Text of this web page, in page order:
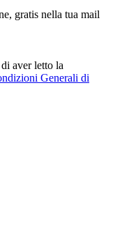
gratis nella tua mail
aver letto la
Generali di